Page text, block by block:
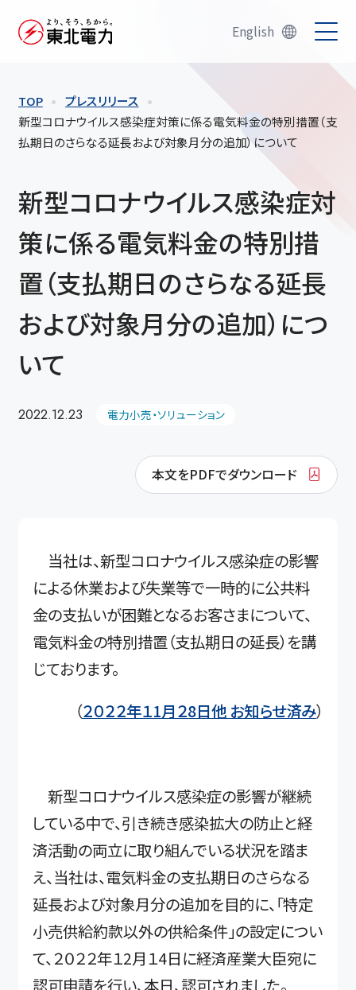
English
TOP
プレスリリース
新型コロナウイルス感染症対策に係る電気料金の特別措置（支
払期日のさらなる延長および対象月分の追加）について
新型コロナウイルス感染症対
策に係る電気料金の特別措
置（支払期日のさらなる延長
および対象月分の追加）につ
いて
2022.12.23 電力小売・ソリューション
本文をPDFでダウンロード
当社は、新型コロナウイルス感染症の影響
による休業および失業等で一時的に公共料
金の支払いが困難となるお客さまについて、
電気料金の特別措置（支払期日の延長）を講
じております。
（２０２２年１1月２8日他 お知らせ済み）
新型コロナウイルス感染症の影響が継続
している中で、引き続き感染拡大の防止と経
済活動の両立に取り組んでいる状況を踏ま
え、当社は、電気料金の支払期日のさらなる
延長および対象月分の追加を目的に、「特定
小売供給約款以外の供給条件」の設定につい
て、２０２２年１2月１4日に経済産業大臣宛に
認可申請を行い、本日、認可されました。